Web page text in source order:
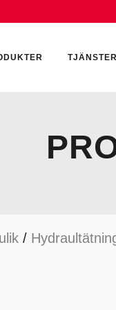
TJÄNSTER
/